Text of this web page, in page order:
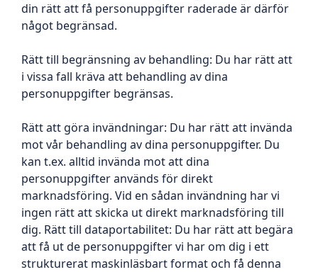
din rätt att få personuppgifter raderade är därför
något begränsad.
Rätt till begränsning av behandling: Du har rätt att
i vissa fall kräva att behandling av dina
personuppgifter begränsas.
Rätt att göra invändningar: Du har rätt att invända
mot vår behandling av dina personuppgifter. Du
kan t.ex. alltid invända mot att dina
personuppgifter används för direkt
marknadsföring. Vid en sådan invändning har vi
ingen rätt att skicka ut direkt marknadsföring till
dig. Rätt till dataportabilitet: Du har rätt att begära
att få ut de personuppgifter vi har om dig i ett
strukturerat maskinläsbart format och få denna